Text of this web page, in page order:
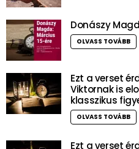
Donászy
OLVASS TOVÁBB
Ezt a verset
Viktornak is
klasszikus
OLVASS TOVÁBB
Ezt a verset